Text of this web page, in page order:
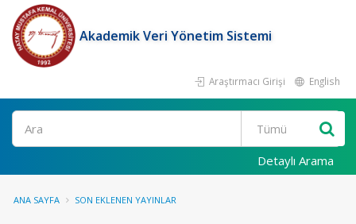
Akademik Veri Yönetim Sistemi
Araştırmacı Girişi English
Ara
Detaylı Arama
ANA SAYFA SON EKLENEN YAYINLAR